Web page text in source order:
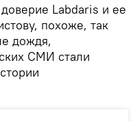
Labdaris и ее
похоже, так
дождя,
СМИ стали